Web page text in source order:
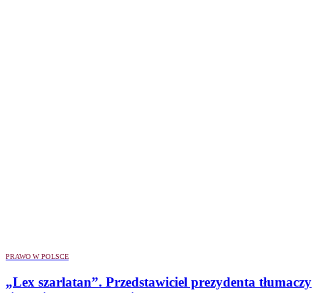
PRAWO W POLSCE
„Lex szarlatan”. Przedstawiciel prezydenta tłumaczy